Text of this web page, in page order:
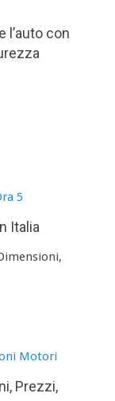
l’auto con
Italia
Prezzi,